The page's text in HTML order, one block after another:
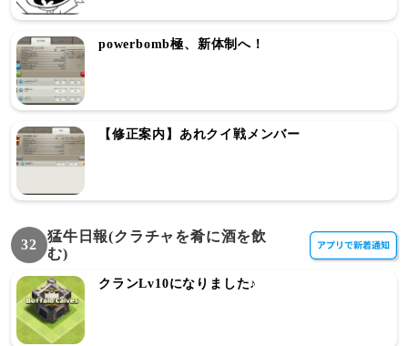
powerbomb極、新体制へ！
【修正案内】あれクイ戦メンバー
32
猛牛日報(クラチャを肴に酒を飲
む)
クランLv10になりました♪